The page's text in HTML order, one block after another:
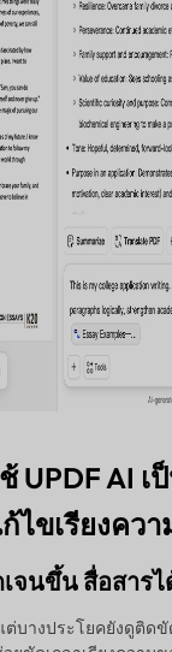
UPDF AI เ
ไขเรียงควา
จนขึ้น สื่อสาร
ต่บางประโยคยังดูติด